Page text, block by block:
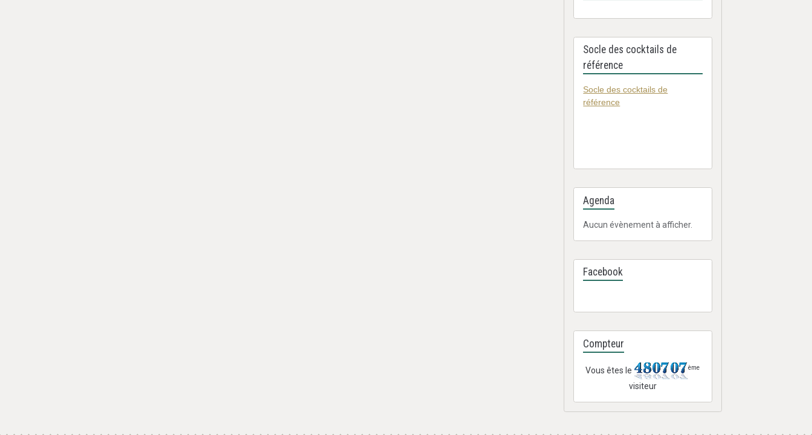
Socle des cocktails de
référence
Socle des cocktails de
référence
Agenda
Aucun évènement à afficher.
Facebook
Compteur
Vous êtes le ème
visiteur